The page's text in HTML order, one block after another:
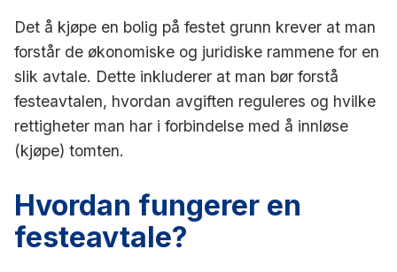
Det å kjøpe en bolig på festet grunn krever at man
forstår de økonomiske og juridiske rammene for en
slik avtale. Dette inkluderer at man bør forstå
festeavtalen, hvordan avgiften reguleres og hvilke
rettigheter man har i forbindelse med å innløse
(kjøpe) tomten.
Hvordan fungerer en
festeavtale?